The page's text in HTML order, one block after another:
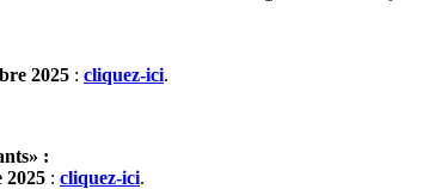
2025 : cliquez-ici.
:
2025 : cliquez-ici.